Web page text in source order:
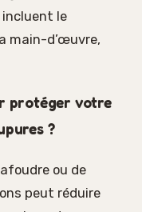
incluent le
main-d’œuvre,
protéger votre
?
ou de
peut réduire